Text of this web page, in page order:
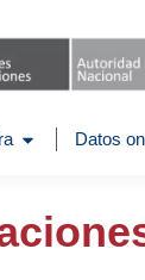
Datos